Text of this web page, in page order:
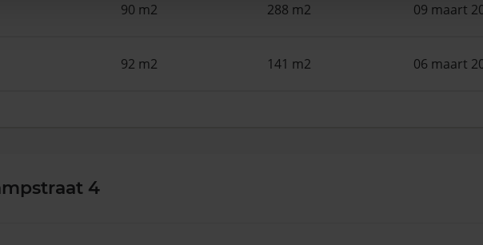
90 m2 288 m2 09 maart
92 m2 141 m2 06 maart
4